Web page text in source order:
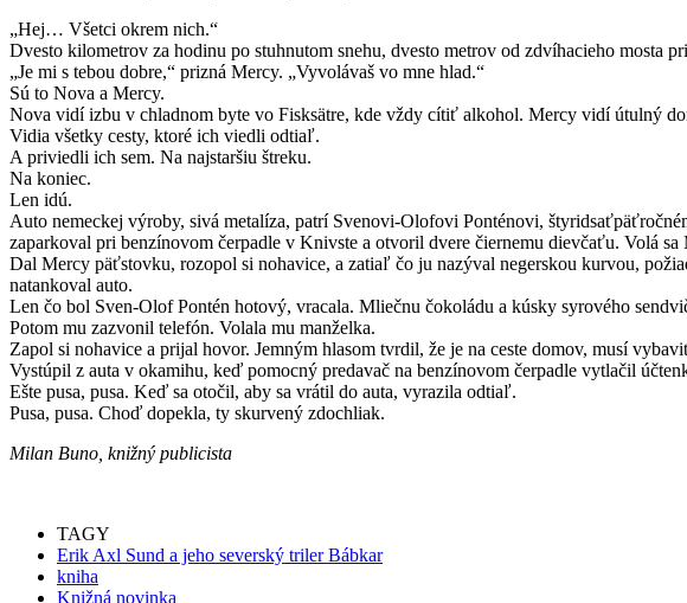
„Hej… Všetci okrem nich.“
Dvesto kilometrov za hodinu po stuhnutom snehu, dvesto metrov od zdvíhacieho mosta
„Je mi s tebou dobre,“ prizná Mercy. „Vyvolávaš vo mne hlad.“
Sú to Nova a Mercy.
Nova vidí izbu v chladnom byte vo Fisksätre, kde vždy cítiť alkohol. Mercy vidí útulný
Vidia všetky cesty, ktoré ich viedli odtiaľ.
A priviedli ich sem. Na najstaršiu štreku.
Na koniec.
Len idú.
Auto nemeckej výroby, sivá metalíza, patrí Svenovi-Olofovi Ponténovi,
zaparkoval pri benzínovom čerpadle v Knivste a otvoril dvere čiernemu dievčaťu. Volá sa
Dal Mercy päťstovku, rozopol si nohavice, a zatiaľ čo ju nazýval negerskou kurvou,
natankoval auto.
Len čo bol Sven-Olof Pontén hotový, vracala. Mliečnu čokoládu a kúsky syrového
Potom mu zazvonil telefón. Volala mu manželka.
Zapol si nohavice a prijal hovor. Jemným hlasom tvrdil, že je na ceste domov, musí
Vystúpil z auta v okamihu, keď pomocný predavač na benzínovom čerpadle vytlačil
Ešte pusa, pusa. Keď sa otočil, aby sa vrátil do auta, vyrazila odtiaľ.
Pusa, pusa. Choď dopekla, ty skurvený zdochliak.
Milan Buno, knižný publicista
TAGY
Erik Axl Sund a jeho severský triler Bábkar
kniha
Knižná novinka